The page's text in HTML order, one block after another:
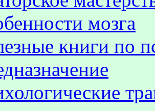
мозга
книги по